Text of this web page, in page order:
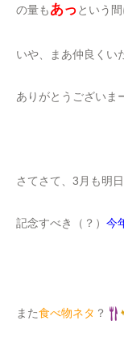
の量もあっという
いや、まあ仲良くい
ありがとうございま
さてさて、3月も明
記念すべき（？） 今
また食べ物ネタ ？